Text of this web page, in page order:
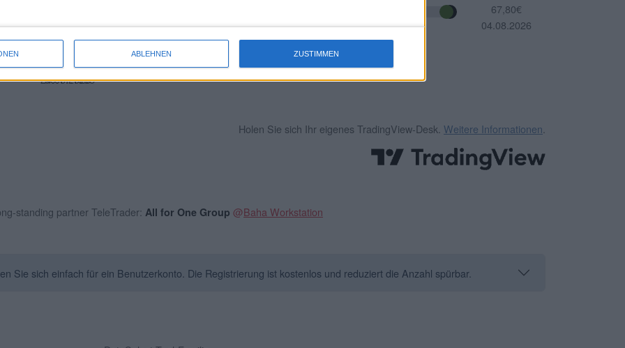
ABLEHNEN ZUSTIMMEN
52-Wochen-
Tief
29,60€
24.06.2026
IPO-Kurs
(Datum)
30,00€
30.11.1998
67,80€
04.08.2026
Holen Sie sich Ihr eigenes TradingView-Desk. Weitere Informationen
standing partner TeleTrader: All for One Group @Baha Workstation
Sie sich einfach für ein Benutzerkonto. Die Registrierung ist kostenlos und reduziert die Anzahl spürbar.